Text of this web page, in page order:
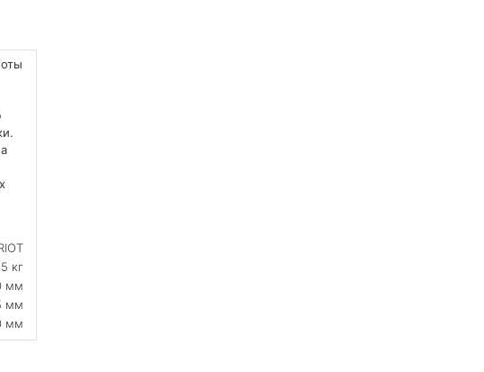
кг
мм
мм
мм